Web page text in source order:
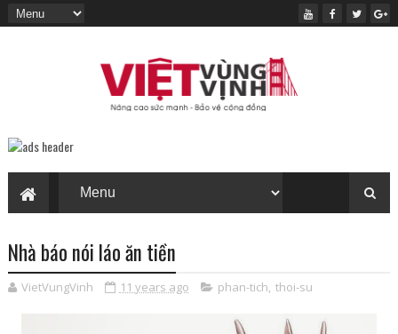
Nhà báo nói láo ăn tiền
VietVungVinh 11 years ago phan-tich, thoi-su